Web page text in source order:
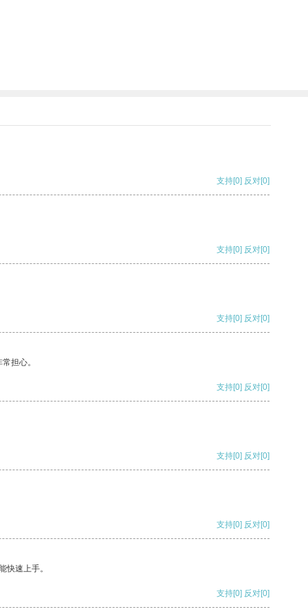
支持[0] 反对[0]
支持[0] 反对[0]
支持[0] 反对[0]
担心。
支持[0] 反对[0]
支持[0] 反对[0]
支持[0] 反对[0]
快速上手。
支持[0] 反对[0]